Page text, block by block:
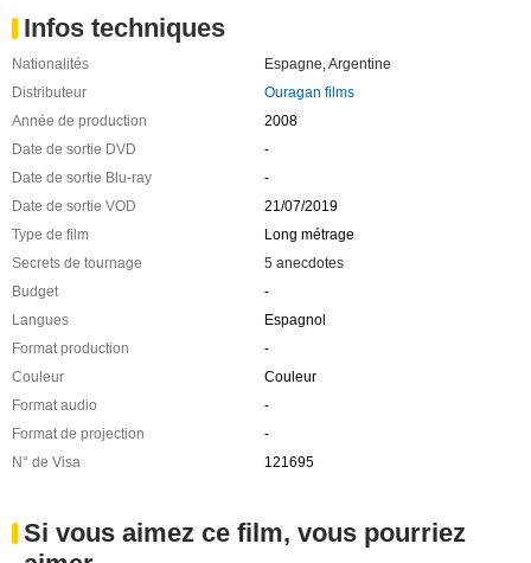
Infos techniques
Nationalités Espagne,Argentine
Distributeur
Ouragan films
Année de production
2008
Date de sortie DVD
-
Date de sortie Blu-ray
-
Date de sortie VOD
21/07/2019
Type de film
Long métrage
Secrets de tournage
5 anecdotes
Budget
-
Langues
Espagnol
Format production
-
Couleur
Couleur
Format audio
-
Format de projection
-
N° de Visa
121695
Si vous aimez ce film, vous pourriez